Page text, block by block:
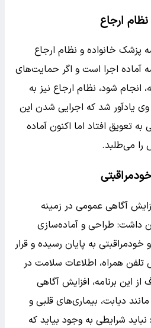
ارجاع
پزشک خانواده و نظام ارجاع
آماده اجرا است و اگر حمایت‌های
انجام شود، نظام ارجاع نیز به‌
یادآور شد که اجرایی شدن این
تعویق افتاد اما اکنون آماده
را می‌طلبد.
آگاهی عمومی در زمینه
داشت: طراحی و آماده‌سازی
به پایان رسیده و قرار
تلفن همراه، اطلاعات سلامت در
از این برنامه، افزایش آگاهی
دیابت، بیماری‌های قلبی و
شرایطی به وجود بیاید که